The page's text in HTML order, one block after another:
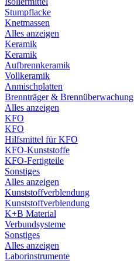
Stumpflacke
Knetmassen
Alles anzeigen
Keramik
Keramik
Aufbrennkeramik
Vollkeramik
Anmischplatten
Brennträger & Brennüberwachung
Alles anzeigen
KFO
KFO
Hilfsmittel für KFO
KFO-Kunststoffe
KFO-Fertigteile
Sonstiges
Alles anzeigen
Kunststoffverblendung
Kunststoffverblendung
K+B Material
Verbundsysteme
Sonstiges
Alles anzeigen
Laborinstrumente